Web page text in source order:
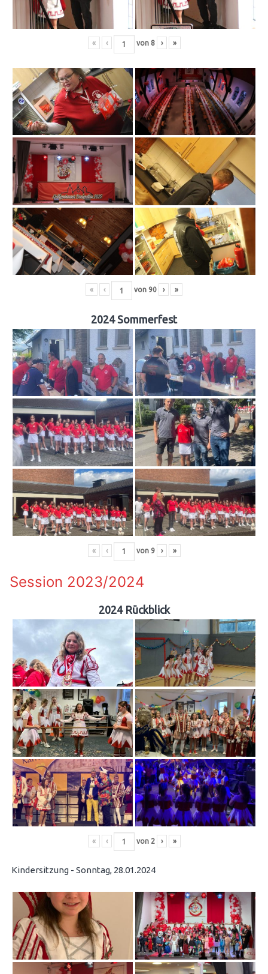
« ‹ von 8 › »
« ‹ von 90 › »
2024 Sommerfest
« ‹ von 9 › »
Session 2023/2024
2024 Rückblick
« ‹ von 2 › »
Kindersitzung - Sonntag, 28.01.2024